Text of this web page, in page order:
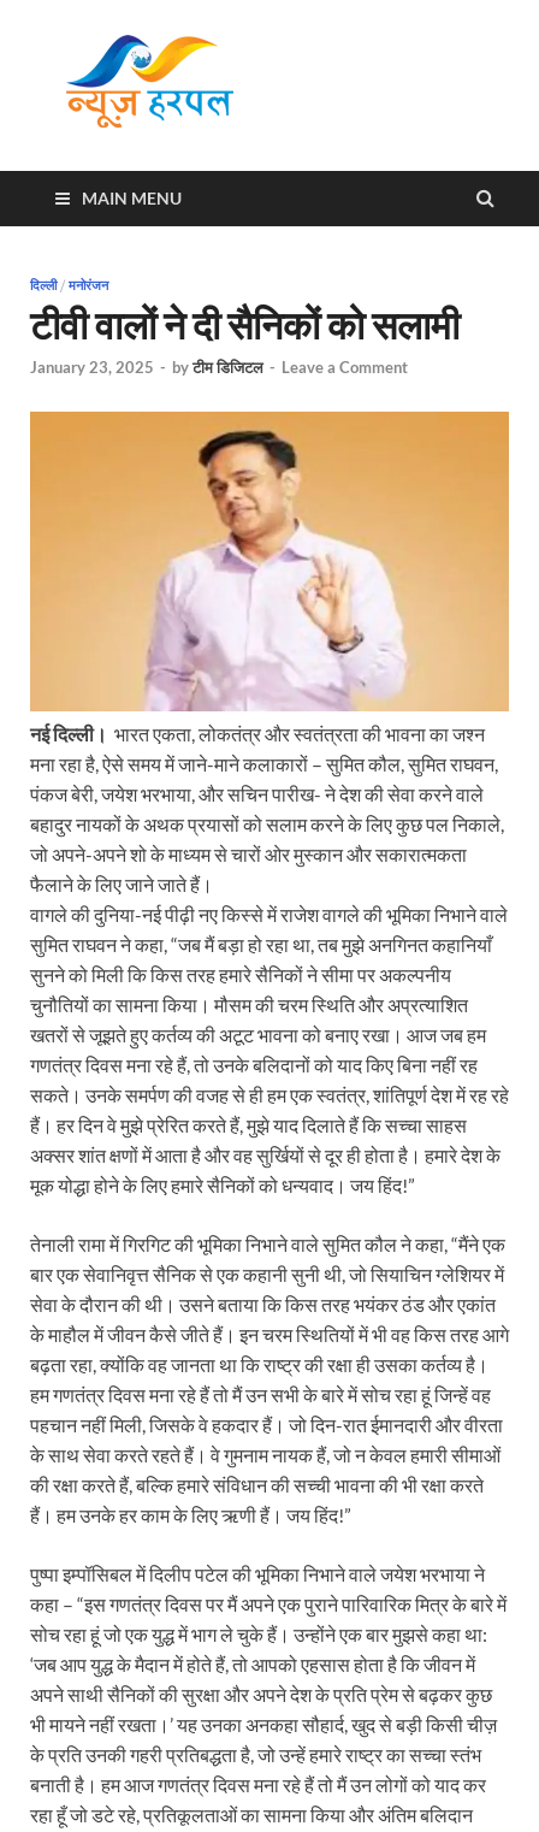
MAIN MENU
दिल्ली/ मनोरंजन
टीवी वालों ने दी सैनिकों को सलामी
January 23, 2025 - byटीम डिजिटल - Leave a Comment
नई दिल्ली। भारत एकता, लोकतंत्र और स्वतंत्रता की भावना का जश्न
मना रहा है, ऐसे समय में जाने-माने कलाकारों – सुमित कौल, सुमित राघवन,
पंकज बेरी, जयेश भरभाया, और सचिन पारीख- ने देश की सेवा करने वाले
बहादुर नायकों के अथक प्रयासों को सलाम करने के लिए कुछ पल निकाले,
जो अपने-अपने शो के माध्यम से चारों ओर मुस्कान और सकारात्मकता
फैलाने के लिए जाने जाते हैं।
वागले की दुनिया-नई पीढ़ी नए किस्से में राजेश वागले की भूमिका निभाने वाले
सुमित राघवन ने कहा, “जब मैं बड़ा हो रहा था, तब मुझे अनगिनत कहानियाँ
सुनने को मिली कि किस तरह हमारे सैनिकों ने सीमा पर अकल्पनीय
चुनौतियों का सामना किया। मौसम की चरम स्थिति और अप्रत्याशित
खतरों से जूझते हुए कर्तव्य की अटूट भावना को बनाए रखा। आज जब हम
गणतंत्र दिवस मना रहे हैं, तो उनके बलिदानों को याद किए बिना नहीं रह
सकते। उनके समर्पण की वजह से ही हम एक स्वतंत्र, शांतिपूर्ण देश में रह रहे
हैं। हर दिन वे मुझे प्रेरित करते हैं, मुझे याद दिलाते हैं कि सच्चा साहस
अक्सर शांत क्षणों में आता है और वह सुर्खियों से दूर ही होता है। हमारे देश के
मूक योद्धा होने के लिए हमारे सैनिकों को धन्यवाद। जय हिंद!”
तेनाली रामा में गिरगिट की भूमिका निभाने वाले सुमित कौल ने कहा, “मैंने एक
बार एक सेवानिवृत्त सैनिक से एक कहानी सुनी थी, जो सियाचिन ग्लेशियर में
सेवा के दौरान की थी। उसने बताया कि किस तरह भयंकर ठंड और एकांत
के माहौल में जीवन कैसे जीते हैं। इन चरम स्थितियों में भी वह किस तरह आगे
बढ़ता रहा, क्योंकि वह जानता था कि राष्ट्र की रक्षा ही उसका कर्तव्य है।
हम गणतंत्र दिवस मना रहे हैं तो मैं उन सभी के बारे में सोच रहा हूं जिन्हें वह
पहचान नहीं मिली, जिसके वे हकदार हैं। जो दिन-रात ईमानदारी और वीरता
के साथ सेवा करते रहते हैं। वे गुमनाम नायक हैं, जो न केवल हमारी सीमाओं
की रक्षा करते हैं, बल्कि हमारे संविधान की सच्ची भावना की भी रक्षा करते
हैं। हम उनके हर काम के लिए ऋणी हैं। जय हिंद!”
पुष्पा इम्पॉसिबल में दिलीप पटेल की भूमिका निभाने वाले जयेश भरभाया ने
कहा – “इस गणतंत्र दिवस पर मैं अपने एक पुराने पारिवारिक मित्र के बारे में
सोच रहा हूं जो एक युद्ध में भाग ले चुके हैं। उन्होंने एक बार मुझसे कहा था:
‘जब आप युद्ध के मैदान में होते हैं, तो आपको एहसास होता है कि जीवन में
अपने साथी सैनिकों की सुरक्षा और अपने देश के प्रति प्रेम से बढ़कर कुछ
भी मायने नहीं रखता।’ यह उनका अनकहा सौहार्द, खुद से बड़ी किसी चीज़
के प्रति उनकी गहरी प्रतिबद्धता है, जो उन्हें हमारे राष्ट्र का सच्चा स्तंभ
बनाती है। हम आज गणतंत्र दिवस मना रहे हैं तो मैं उन लोगों को याद कर
रहा हूँ जो डटे रहे, प्रतिकूलताओं का सामना किया और अंतिम बलिदान